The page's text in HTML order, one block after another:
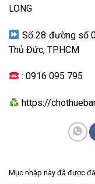
LONG
Số 28 đường số
Thủ Đức, TP.HCM
: 0916 095 795
https://
Mục nhập này đã được